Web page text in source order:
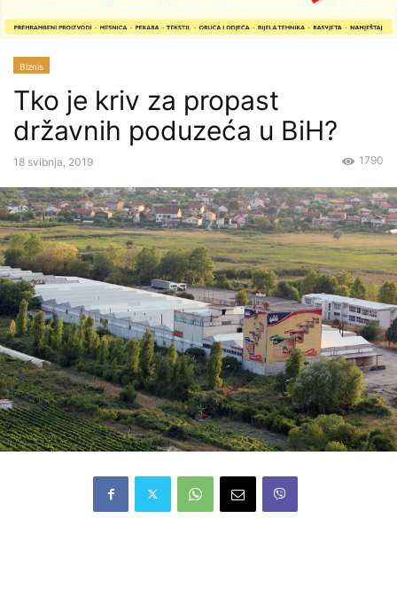
Biznis
Tko je kriv za propast
državnih poduzeća u BiH?
18 svibnja, 2019 1790